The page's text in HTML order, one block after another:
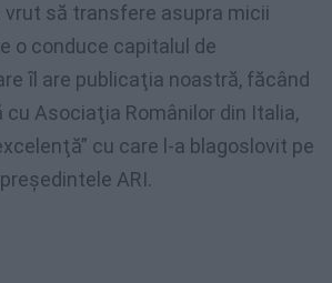
vrut să transfere asupra micii
o conduce capitalul de
ȋl are publicaţia noastră, făcând
Asociaţia Românilor din Italia,
cu care l-a blagoslovit pe
ARI.